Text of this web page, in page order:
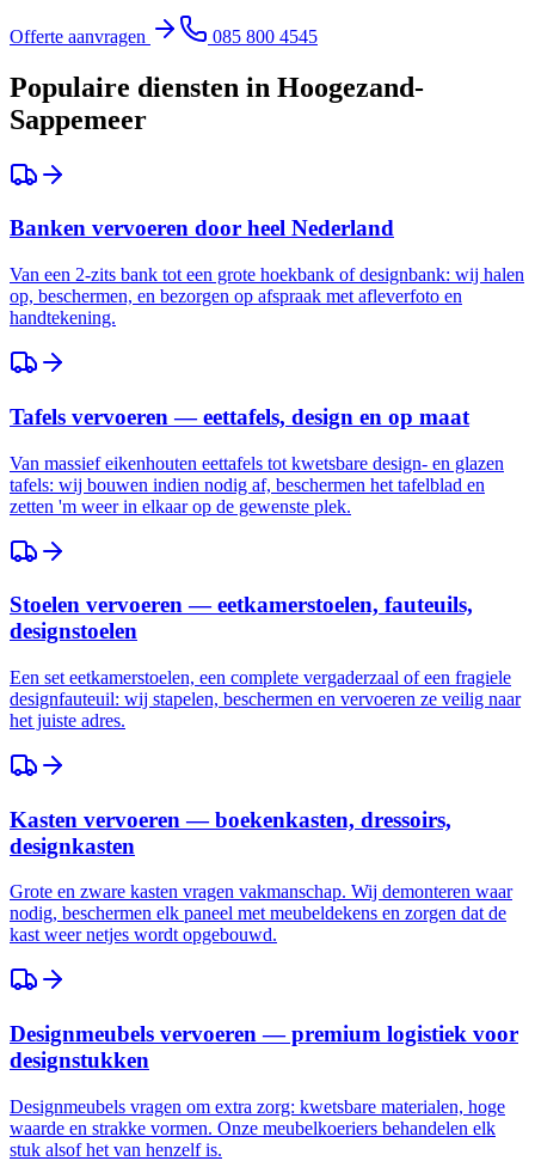
Offerte aanvragen 085 800 4545
Populaire diensten in Hoogezand-
Sappemeer
Banken vervoeren door heel Nederland
Van een 2-zits bank tot een grote hoekbank of designbank: wij halen
op, beschermen, en bezorgen op afspraak met afleverfoto en
handtekening.
Tafels vervoeren — eettafels, design en op maat
Van massief eikenhouten eettafels tot kwetsbare design- en glazen
tafels: wij bouwen indien nodig af, beschermen het tafelblad en
zetten 'm weer in elkaar op de gewenste plek.
Stoelen vervoeren — eetkamerstoelen, fauteuils,
designstoelen
Een set eetkamerstoelen, een complete vergaderzaal of een fragiele
designfauteuil: wij stapelen, beschermen en vervoeren ze veilig naar
het juiste adres.
Kasten vervoeren — boekenkasten, dressoirs,
designkasten
Grote en zware kasten vragen vakmanschap. Wij demonteren waar
nodig, beschermen elk paneel met meubeldekens en zorgen dat de
kast weer netjes wordt opgebouwd.
Designmeubels vervoeren — premium logistiek voor
designstukken
Designmeubels vragen om extra zorg: kwetsbare materialen, hoge
waarde en strakke vormen. Onze meubelkoeriers behandelen elk
stuk alsof het van henzelf is.